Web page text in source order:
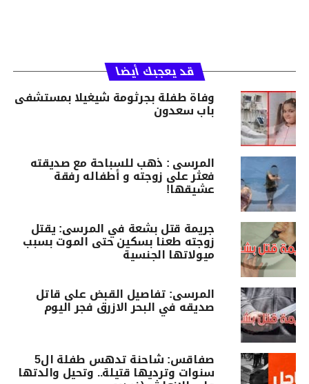
قد يعجبك أيضا
وفاة طفلة بجرثومة شيغيلا بمستشفى
باب سعدون
المرسى : ذهب للسباحة مع صديقته
فعثر على زوجته و أطفاله رفقة
عشيقها!
جريمة قتل بشعة في المرسى: يقتل
زوجته طعنا بسكين حتى الموت بسبب
ميولاتها الجنسية
المرسى: تفاصيل القبض على قاتل
صديقه في البحر الازرق فجر اليوم
صفاقس: شاحنة تدهس طفلة ال5
سنوات وترديها قتيلة.. وتحيل والدتها